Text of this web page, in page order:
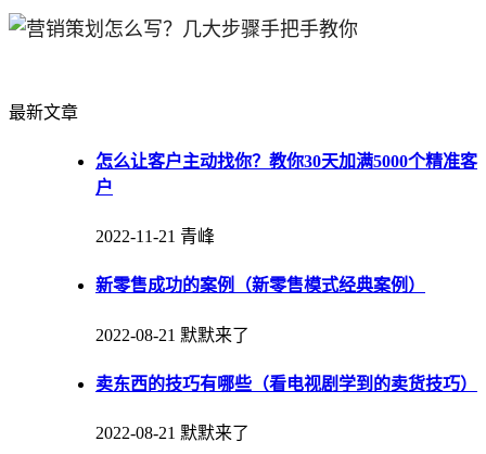
最新文章
怎么让客户主动找你？教你30天加满5000个精准客
户
2022-11-21 青峰
新零售成功的案例（新零售模式经典案例）
2022-08-21 默默来了
卖东西的技巧有哪些（看电视剧学到的卖货技巧）
2022-08-21 默默来了